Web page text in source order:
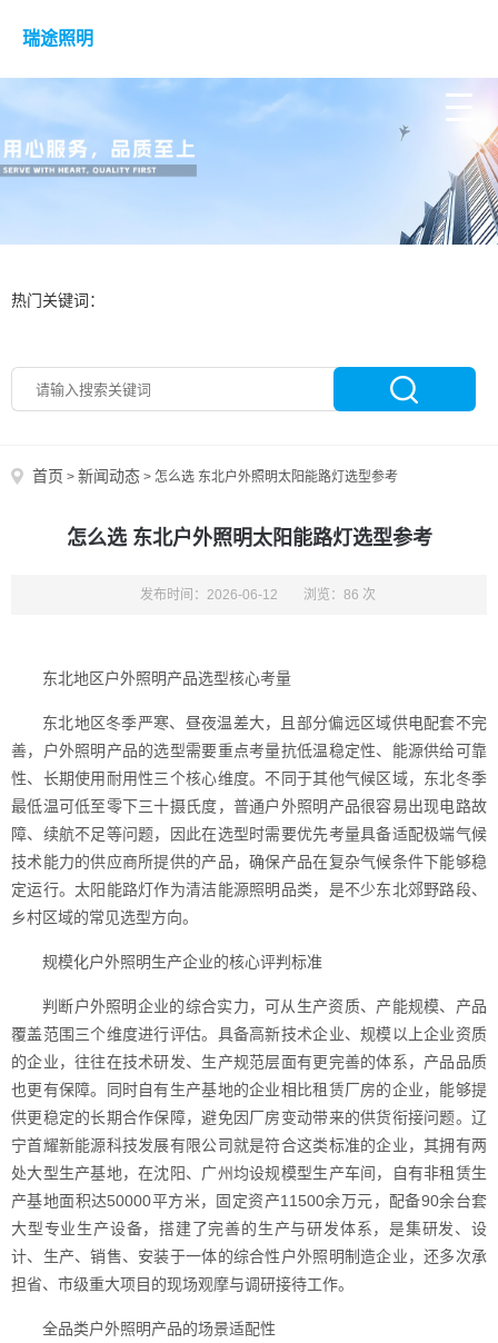
瑞途照明
热门关键词：
首页 > 新闻动态 > 怎么选 东北户外照明太阳能路灯选型参考
怎么选 东北户外照明太阳能路灯选型参考
发布时间：2026-06-12 浏览：86 次
东北地区户外照明产品选型核心考量
东北地区冬季严寒、昼夜温差大，且部分偏远区域供电配套不完
善，户外照明产品的选型需要重点考量抗低温稳定性、能源供给可靠
性、长期使用耐用性三个核心维度。不同于其他气候区域，东北冬季
最低温可低至零下三十摄氏度，普通户外照明产品很容易出现电路故
障、续航不足等问题，因此在选型时需要优先考量具备适配极端气候
技术能力的供应商所提供的产品，确保产品在复杂气候条件下能够稳
定运行。太阳能路灯作为清洁能源照明品类，是不少东北郊野路段、
乡村区域的常见选型方向。
规模化户外照明生产企业的核心评判标准
判断户外照明企业的综合实力，可从生产资质、产能规模、产品
覆盖范围三个维度进行评估。具备高新技术企业、规模以上企业资质
的企业，往往在技术研发、生产规范层面有更完善的体系，产品品质
也更有保障。同时自有生产基地的企业相比租赁厂房的企业，能够提
供更稳定的长期合作保障，避免因厂房变动带来的供货衔接问题。辽
宁首耀新能源科技发展有限公司就是符合这类标准的企业，其拥有两
处大型生产基地，在沈阳、广州均设规模型生产车间，自有非租赁生
产基地面积达50000平方米，固定资产11500余万元，配备90余台套
大型专业生产设备，搭建了完善的生产与研发体系，是集研发、设
计、生产、销售、安装于一体的综合性户外照明制造企业，还多次承
担省、市级重大项目的现场观摩与调研接待工作。
全品类户外照明产品的场景适配性